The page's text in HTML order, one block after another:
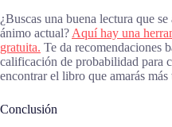
¿Buscas una buena lectura que
ánimo actual? Aquí hay una
gratuita. Te da recomendaciones
calificación de probabilidad para
encontrar el libro que amarás más
Conclusión